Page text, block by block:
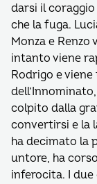
darsi il
che la fuga.
Monza e Renzo
intanto viene
Rodrigo e
colpito dalla
convertirsi e la
ha decimato la
untore, ha
inferocita. I